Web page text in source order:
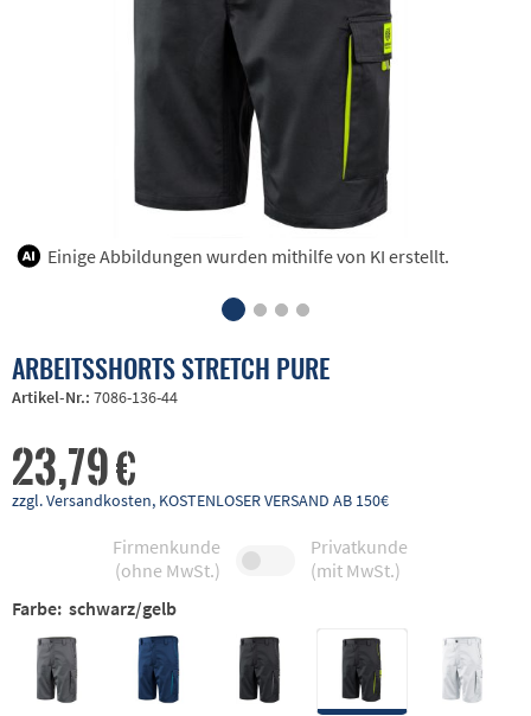
Einige Abbildungen wurden mithilfe von KI erstellt.
ARBEITSSHORTS STRETCH PURE
Artikel-Nr.: 7086-136-44
23,79 €
zzgl. Versandkosten, KOSTENLOSER VERSAND AB 150€
Firmenkunde
(ohne MwSt.)
Privatkunde
(mit MwSt.)
Farbe: schwarz/gelb